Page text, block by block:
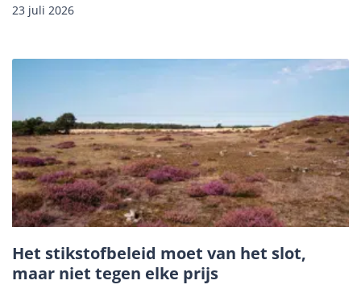
23 juli 2026
Het stikstofbeleid moet van het slot,
maar niet tegen elke prijs